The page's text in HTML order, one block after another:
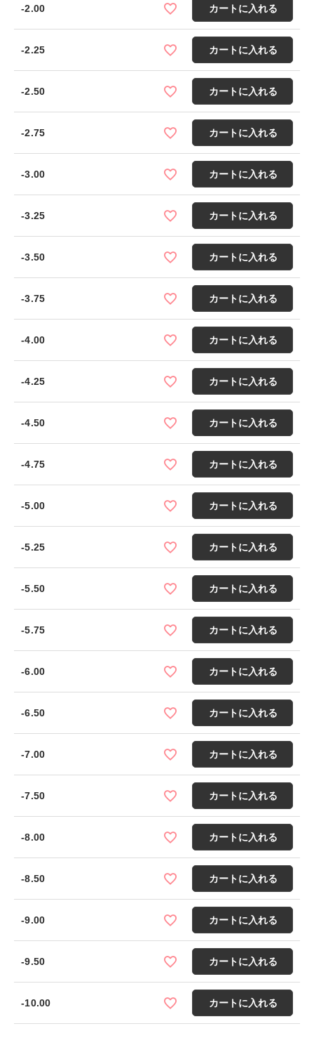
-2.00 カートに入れる
-2.25 カートに入れる
-2.50 カートに入れる
-2.75 カートに入れる
-3.00 カートに入れる
-3.25 カートに入れる
-3.50 カートに入れる
-3.75 カートに入れる
-4.00 カートに入れる
-4.25 カートに入れる
-4.50 カートに入れる
-4.75 カートに入れる
-5.00 カートに入れる
-5.25 カートに入れる
-5.50 カートに入れる
-5.75 カートに入れる
-6.00 カートに入れる
-6.50 カートに入れる
-7.00 カートに入れる
-7.50 カートに入れる
-8.00 カートに入れる
-8.50 カートに入れる
-9.00 カートに入れる
-9.50 カートに入れる
-10.00 カートに入れる